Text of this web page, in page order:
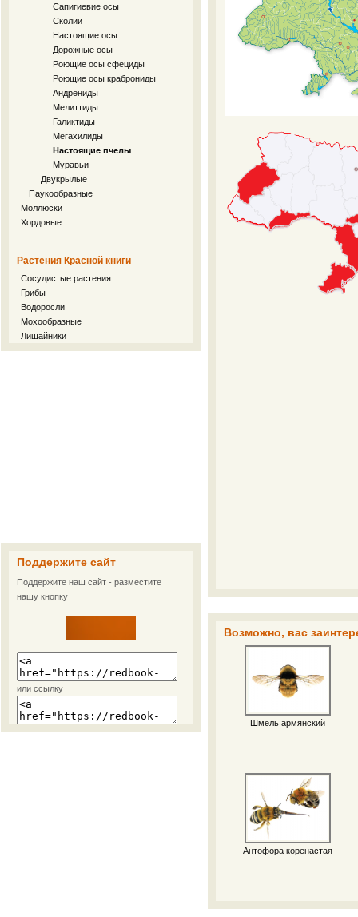
Сапигиевие осы
Сколии
Настоящие осы
Дорожные осы
Роющие осы сфециды
Роющие осы краброниды
Андрениды
Мелиттиды
Галиктиды
Мегахилиды
Настоящие пчелы
Муравьи
Двукрылые
Паукообразные
Моллюски
Хордовые
Растения Красной книги
Сосудистые растения
Грибы
Водоросли
Мохообразные
Лишайники
Поддержите сайт
Поддержите наш сайт - разместите
нашу кнопку
или ссылку
Возможно, вас
Шмель армянский
Антофора коренастая